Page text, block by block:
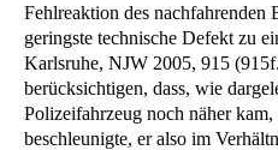
Fehlreaktion des nachfahrenden
geringste technische Defekt zu
Karlsruhe, NJW 2005, 915
berücksichtigen, dass, wie
Polizeifahrzeug noch näher kam,
beschleunigte, er also im